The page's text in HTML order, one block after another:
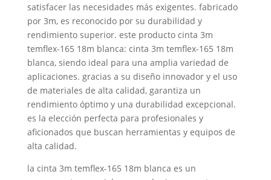
satisfacer las necesidades más exigentes. fabricado
por 3m, es reconocido por su durabilidad y
rendimiento superior. este producto cinta 3m
temflex-165 18m blanca: cinta 3m temflex-165 18m
blanca, siendo ideal para una amplia variedad de
aplicaciones. gracias a su diseño innovador y el uso
de materiales de alta calidad, garantiza un
rendimiento óptimo y una durabilidad excepcional.
es la elección perfecta para profesionales y
aficionados que buscan herramientas y equipos de
alta calidad.
la cinta 3m temflex-165 18m blanca es un